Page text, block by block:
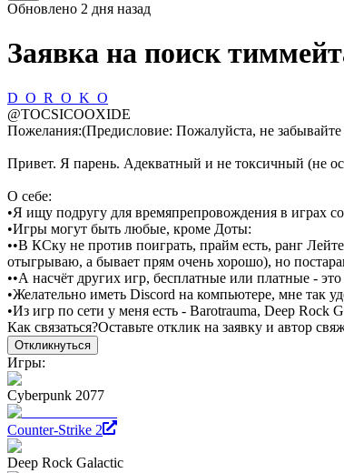
Обновлено 2 дня назад
Заявка на поиск
D_O_R_O_K_O
@TOCSICOOXIDE
Пожелания:(Предисловие: Пожалуйста, не
Привет. Я парень. Адекватный и не токсичный (не
О себе:
•Я ищу подругу для времяпрепровождения в играх со
•Игры могут быть любые, кроме Доты:
••В КСку не против поиграть, прайм есть, ранг
отыгрываю, а бывает прям очень хорошо), но
••А насчёт других игр, бесплатные или платные -
•Желательно иметь Discord на компьютере, мне так
•Из игр по сети у меня есть - Barotrauma, Deep Rock
Как связаться?Оставьте отклик на заявку и автор
Откликнуться
Игры:
Cyberpunk 2077
Counter-Strike 2
Deep Rock Galactic